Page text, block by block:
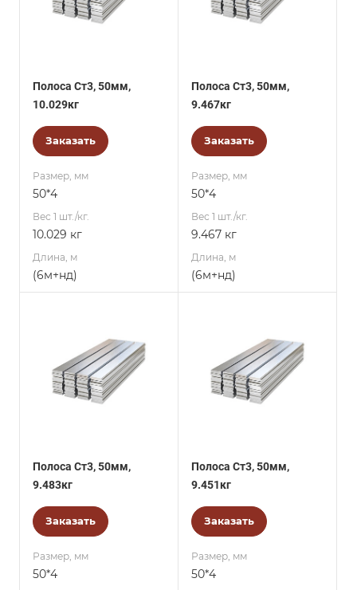
Полоса Ст3, 50мм,
10.029кг
Заказать
Размер, мм
50*4
Вес 1 шт./кг.
10.029 кг
Длина, м
(6м+нд)
Полоса Ст3, 50мм,
9.467кг
Заказать
Размер, мм
50*4
Вес 1 шт./кг.
9.467 кг
Длина, м
(6м+нд)
Полоса Ст3, 50мм,
9.483кг
Заказать
Размер, мм
50*4
Полоса Ст3, 50мм,
9.451кг
Заказать
Размер, мм
50*4